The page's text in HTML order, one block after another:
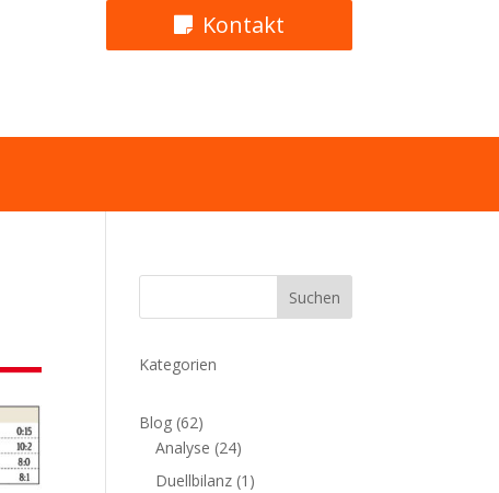
Kontakt
Suchen
Kategorien
Blog (62)
Analyse (24)
Duellbilanz (1)